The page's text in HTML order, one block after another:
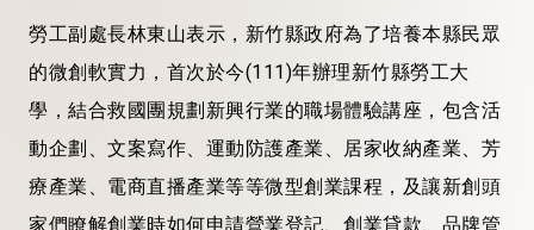
勞工副處長林東山表示，新竹縣政府為了培養本縣民眾
的微創軟實力，首次於今(111)年辦理新竹縣勞工大
學，結合救國團規劃新興行業的職場體驗講座，包含活
動企劃、文案寫作、運動防護產業、居家收納產業、芳
療產業、電商直播產業等等微型創業課程，及讓新創頭
家們瞭解創業時如何申請營業登記、創業貸款、品牌管